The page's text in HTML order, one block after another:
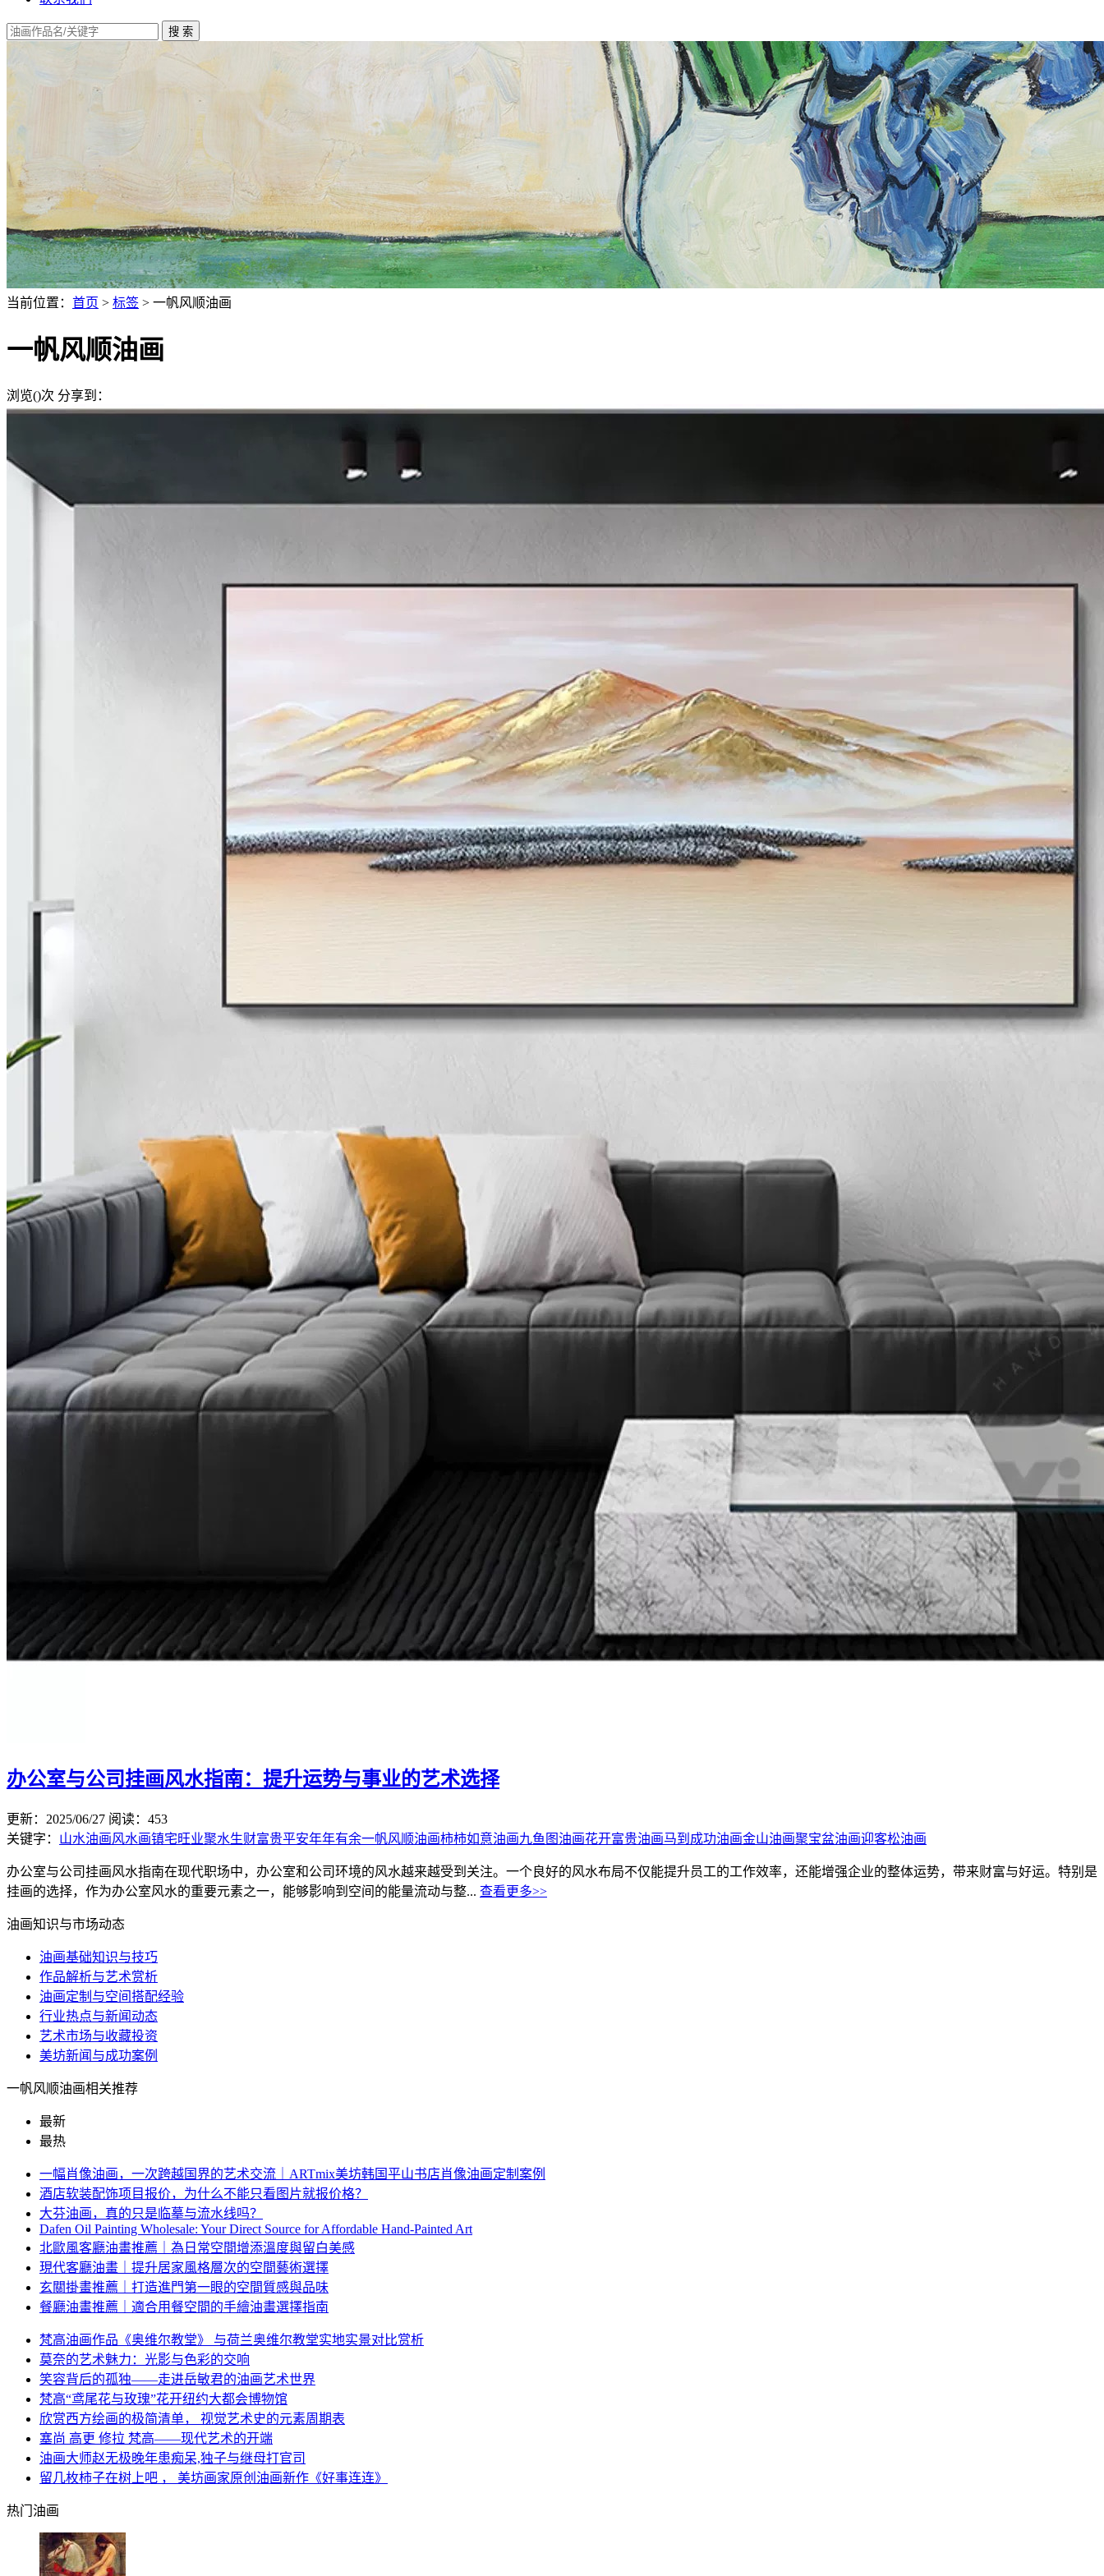
当前位置： 首页 > 标签 > 一帆风顺油画
一帆风顺油画
浏览()次 分享到：
办公室与公司挂画风水指南：提升运势与事业的艺术选择
更新：2025/06/27 阅读：453
关键字： 山水油画风水画镇宅旺业聚水生财富贵平安年年有余一帆风顺油画柿柿如意油画九鱼图油画花开富贵油画马到成功油画金山油画聚宝盆油画迎客松油画
办公室与公司挂画风水指南在现代职场中，办公室和公司环境的风水越来越受到关注。一个良好的风水布局不仅能提升员工的工作效率，还能增强企业的整体运势，带来财富与好运。特别是
挂画的选择，作为办公室风水的重要元素之一，能够影响到空间的能量流动与整... 查看更多>>
油画知识与市场动态
油画基础知识与技巧
作品解析与艺术赏析
油画定制与空间搭配经验
行业热点与新闻动态
艺术市场与收藏投资
美坊新闻与成功案例
一帆风顺油画相关推荐
最新
最热
一幅肖像油画，一次跨越国界的艺术交流｜ARTmix美坊韩国平山书店肖像油画定制案例
酒店软装配饰项目报价，为什么不能只看图片就报价格？
大芬油画，真的只是临摹与流水线吗？
Dafen Oil Painting Wholesale: Your Direct Source for Affordable Hand-Painted Art
北歐風客廳油畫推薦｜為日常空間增添溫度與留白美感
現代客廳油畫｜提升居家風格層次的空間藝術選擇
玄關掛畫推薦｜打造進門第一眼的空間質感與品味
餐廳油畫推薦｜適合用餐空間的手繪油畫選擇指南
梵高油画作品《奥维尔教堂》 与荷兰奥维尔教堂实地实景对比赏析
莫奈的艺术魅力：光影与色彩的交响
笑容背后的孤独——走进岳敏君的油画艺术世界
梵高“鸢尾花与玫瑰”花开纽约大都会博物馆
欣赏西方绘画的极简清单， 视觉艺术史的元素周期表
塞尚 高更 修拉 梵高——现代艺术的开端
油画大师赵无极晚年患痴呆,独子与继母打官司
留几枚柿子在树上吧 ， 美坊画家原创油画新作《好事连连》
热门油画